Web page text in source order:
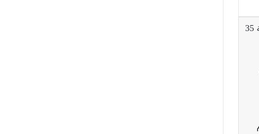
ذهبية بطولة كرة اليد الشاطئية 35